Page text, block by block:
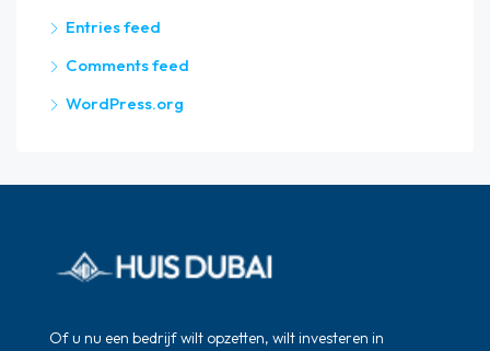
Entries feed
Comments feed
WordPress.org
Of u nu een bedrijf wilt opzetten, wilt investeren in